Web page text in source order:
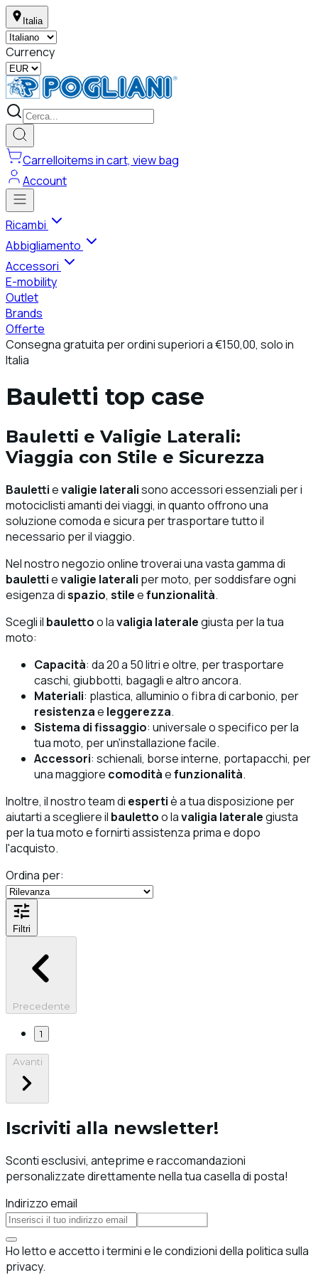
Italia
Currency
Carrelloitems in cart, view bag
Account
Ricambi
Abbigliamento
Accessori
E-mobility
Outlet
Brands
Offerte
Consegna gratuita per ordini superiori a €150,00, solo in
Italia
Bauletti top case
Bauletti e Valigie Laterali:
Viaggia con Stile e Sicurezza
Baulettievaligie lateralisono accessori essenziali per i
motociclisti amanti dei viaggi, in quanto offrono una
soluzione comoda e sicura per trasportare tutto il
necessario per il viaggio.
Nel nostro negozio online troverai una vasta gamma di
baulettievaligie laterali per moto, per soddisfare ogni
esigenza dispazio, stileefunzionalità.
Scegli il baulettoo lavaligia lateralegiusta per la tua
moto:
Capacità: da 20 a 50 litri e oltre, per trasportare
caschi, giubbotti, bagagli e altro ancora.
Materiali: plastica, alluminio o fibra di carbonio, per
resistenzae leggerezza.
Sistema di fissaggio: universale o specifico per la
tua moto, per un'installazione facile.
Accessori: schienali, borse interne, portapacchi, per
una maggiore comoditàefunzionalità.
Inoltre, il nostro team di espertiè a tua disposizione per
aiutarti a scegliere il baulettoo lavaligia lateralegiusta
per la tua moto e fornirti assistenza prima e dopo
l'acquisto.
Ordina per:
Filtri
Precedente
1
Iscriviti alla newsletter!
Sconti esclusivi, anteprime e raccomandazioni
personalizzate direttamente nella tua casella di posta!
Indirizzo email
Ho letto e accetto i termini e le condizioni della politica sulla
privacy.